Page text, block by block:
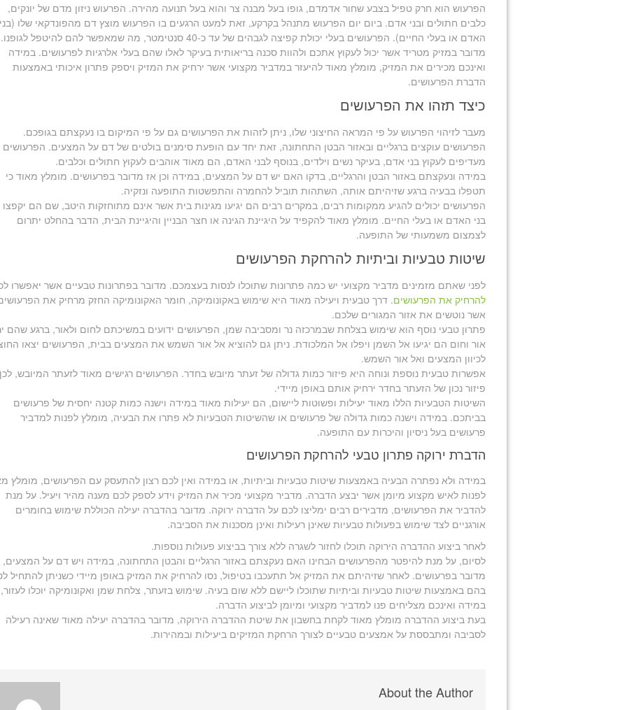
הפרעוש הוא חרק טפיל בצבע שחור אדמדם, גופו בעל מבנה צר והוא בעל תנועה מהירה. הפרעוש ניזון מדם של יונקים,
כלבים חתולים ובני אדם. ביום יום הפרעוש מתנהל בקרקע, זאת למעט הרגעים בו הפרעוש מוצץ דם מהפונדקאי שלו (בני
האדם או בעלי החיים). הפרעושים בעלי יכולת קפיצה לגבהים של עד כ-40 סנטימטר, מה שמאפשר להם להיטפל לגופנו.
מדובר במזיק מטריד אשר יכול לעקוץ אתכם ולהוות סכנה בריאותית בעיקר לאלו שהם בעלי אלרגיות לפרעושים. במידה
ואינכם מכירים את המזיק, מומלץ מאוד להיעזר במדביר מקצועי אשר ירחיק את המזיק ויספק פתרון איכותי באמצעות
הדברת הפרעושים.
כיצד תזהו את הפרעושים
מעבר לזיהוי הפרעוש על פי המראה החיצוני שלו, ניתן לזהות את הפרעושים גם על פי המיקום בו נעקצתם בגופכם.
הפרעושים עוקצים ברגליים ובאזור הבטן התחתונה, זאת יחד עם הופעת סימנים בולטים של דם על המצעים. הפרעושים
מעדיפים לעקוץ בני אדם, בעיקר נשים וילדים, בנוסף לבני האדם, הם מאוד אוהבים לעקוץ חתולים וכלבים.
במידה ונעקצתם באזור הבטן והרגליים, בדקו האם יש דם על המצעים, במידה וכן אז מדובר בפרעושים. מומלץ מאוד כי
תטפלו בבעיה ברגע שזיהיתם אותה, השתהות תוביל להחמרה והתפשטות התופעה ונזקיה.
הפרעושים יכולים להגיע ממקומות רבים, במקרים רבים הם יגיעו מגינות בית אשר אינם מתוחזקות היטב, שם הם
בני האדם או בעלי החיים. מומלץ מאוד להקפיד על היגיינת הגינה או חצר הבניין והיגיינת הבית, הדבר בהחלט יתרום
לצמצום משמעותי של התופעה.
שיטות טבעיות וביתיות להרחקת הפרעושים
לפני שאתם מזמינים מדביר מקצועי יש כמה פתרונות שתוכלו לנסות בעצמכם. מדובר בפתרונות טבעיים אשר יאפשרו
להרחיק את הפרעושים. דרך טבעית ויעילה מאוד היא שימוש באקונומיקה, חומר האקונומיקה החזק מרחיק את
אשר נוטשים את אזור המגורים שלכם.
פתרון טבעי נוסף הוא שימוש בצלחת שבמרכזה נר ומסביבה שמן, הפרעושים ידועים במשיכתם לחום ולאור, ברגע שהם
אור וחום הם יגיעו אל השמן ויפלו אל המלכודת. ניתן גם להוציא אל אור השמש את המצעים בבית, הפרעושים יצאו
לכיוון המצעים ואל אור השמש.
אפשרות טבעית נוספת ונוחה היא פיזור כמות גדולה של זעתר מיובש בחדר. הפרעושים רגישים מאוד לזעתר המיובש, לכן
פיזור נכון של הזעתר בחדר ירחיק אותם באופן מיידי.
השיטות הטבעיות הללו מאוד יעילות ופשוטות ליישום, הם יעילות מאוד במידה וישנה כמות קטנה יחסית של פרעושים
בביתכם. במידה וישנה כמות גדולה של פרעושים או שהשיטות הטבעיות לא פתרו את הבעיה, מומלץ לפנות למדביר
פרעושים בעל ניסיון והיכרות עם התופעה.
הדברת ירוקה פתרון טבעי להרחקת הפרעושים
במידה ולא נפתרה הבעיה באמצעות שיטות טבעיות וביתיות, או במידה ואין לכם רצון להתעסק עם הפרעושים, מומלץ
לפנות לאיש מקצוע מיומן אשר יבצע הדברה. מדביר מקצועי מכיר את המזיק וידע לספק לכם מענה מהיר ויעיל. על מנת
להדביר את הפרעושים, מדבירים רבים ימליצו לכם על הדברה ירוקה. מדובר בהדברה יעילה הכוללת שימוש בחומרים
אורגניים לצד שימוש בפעולות טבעיות שאינן רעילות ואינן מסכנות את הסביבה.
לאחר ביצוע ההדברה הירוקה תוכלו לחזור לשגרה ללא צורך בביצוע פעולות נוספות.
לסיום, על מנת להיפטר מהפרעושים הבחינו האם נעקצתם באזור הרגליים והבטן התחתונה, במידה ויש דם על המצעים,
מדובר בפרעושים. לאחר שזיהיתם את המזיק אל תתעכבו בטיפול, נסו להרחיק את המזיק באופן מיידי כשניתן להתחיל
בהם באמצעות שיטות טבעיות וביתיות שתוכלו ליישם ללא שום בעיה. שימוש בזעתר, צלחת שמן ואקונומיקה יוכלו לעזור,
במידה ואינכם מצליחים פנו למדביר מקצועי ומיומן לביצוע הדברה.
בעת ביצוע ההדברה מומלץ מאוד לקחת בחשבון את שיטת ההדברה הירוקה, מדובר בהדברה יעילה מאוד שאינה רעילה
לסביבה ומתבססת על אמצעים טבעיים לצורך הרחקת המזיקים ביעילות ובמהירות.
About the Author